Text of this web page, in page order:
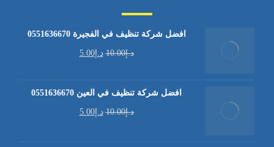
افضل شركة تنظيف في الفجيرة 0551636670
د.إ10.00 د.إ5.00
افضل شركة تنظيف في العين 0551636670
د.إ10.00 د.إ5.00